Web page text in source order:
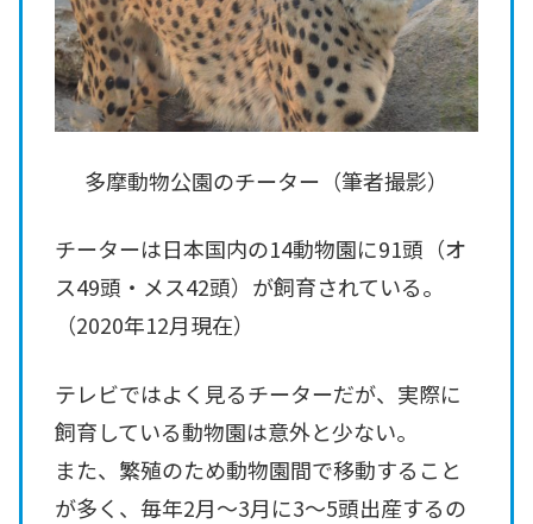
多摩動物公園のチーター（筆者撮影）
チーターは日本国内の14動物園に91頭（オ
ス49頭・メス42頭）が飼育されている。
（2020年12月現在）
テレビではよく見るチーターだが、実際に
飼育している動物園は意外と少ない。
また、繁殖のため動物園間で移動すること
が多く、毎年2月～3月に3～5頭出産するの